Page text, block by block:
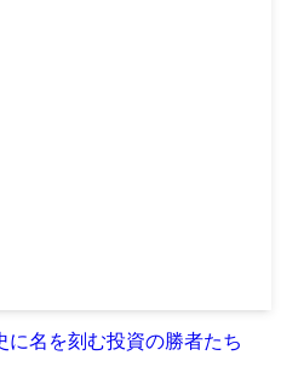
に名を刻む投資の勝者たち